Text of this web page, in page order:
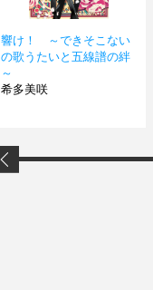
響け！ ～できそこない
の歌うたいと五線譜の絆
～
希多美咲